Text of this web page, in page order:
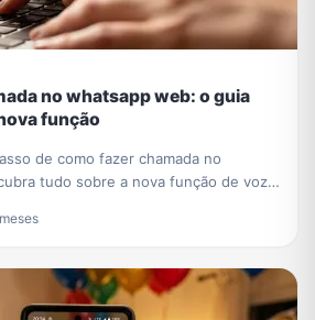
no whatsapp web: o guia
função
de como fazer chamada no
tudo sobre a nova função de voz
navegador sem instalar nada.